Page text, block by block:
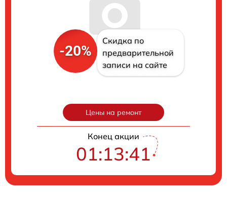
-20%
Скидка по
предварительной
записи на сайте
Цены на ремонт
Конец акции
01:13:40